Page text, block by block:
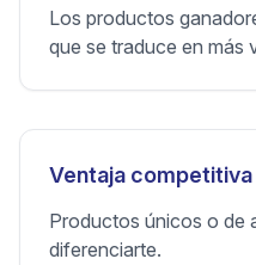
Los productos
que se traduce en más
Ventaja competitiva
Productos únicos o de
diferenciarte.